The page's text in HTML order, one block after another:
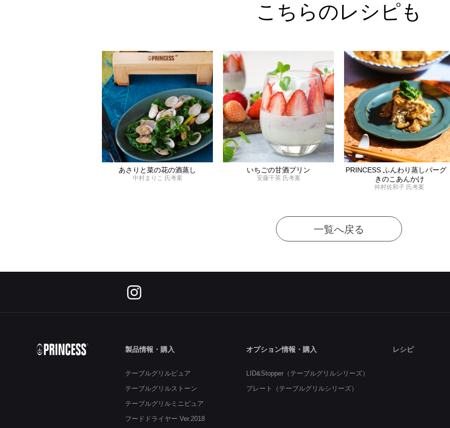
こちらのレシピも
あさりと菜の花の酒蒸し
中村まりこ 氏考案
いちごの甘酒プリン
安藤千英 氏考案
PRINCESS ふんわり蒸しバーグ
きのこあんかけ
舛村佐和子 氏考案
一覧へ戻る
製品情報・購入
テーブルグリルピュア
テーブルグリルストーン
テーブルグリルミニピュア
フードドライヤー Ver.2018
オプション情報・購入
LID&Stopper（テーブルグリルシリーズ）
プレート（テーブルグリルシリーズ）
レシピ